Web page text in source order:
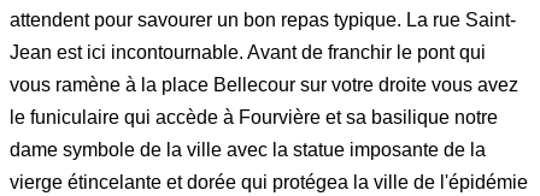
attendent pour savourer un bon repas typique. La rue Saint-
Jean est ici incontournable. Avant de franchir le pont qui
vous ramène à la place Bellecour sur votre droite vous avez
le funiculaire qui accède à Fourvière et sa basilique notre
dame symbole de la ville avec la statue imposante de la
vierge étincelante et dorée qui protégea la ville de l'épidémie